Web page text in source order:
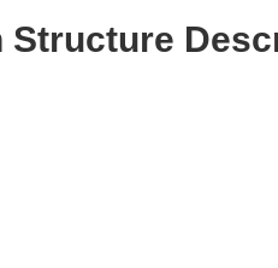
Structure